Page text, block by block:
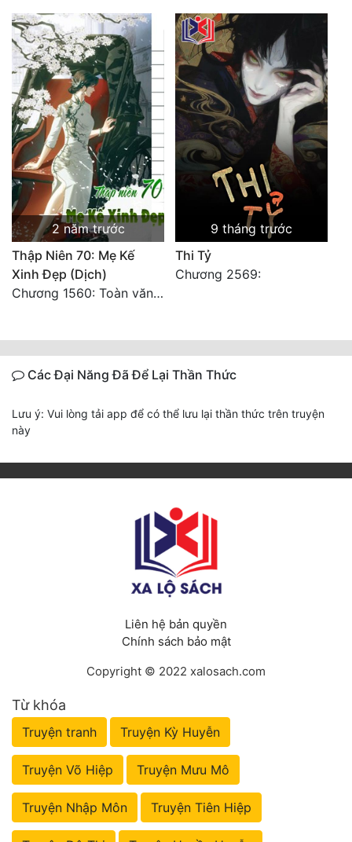
Điềm Đạm
2 năm trước
Thập Niên 70: Mẹ Kế
Xinh Đẹp (Dịch)
Chương 1560: Toàn văn hoàn
9 tháng trước
Thi Tỷ
Chương 2569:
Các Đại Năng Đã Để Lại Thần Thức
Lưu ý: Vui lòng tải app để có thể lưu lại thần thức trên truyện
này
Liên hệ bản quyền
Chính sách bảo mật
Copyright © 2022 xalosach.com
Từ khóa
Truyện tranh Truyện Kỳ Huyễn
Truyện Võ Hiệp Truyện Mưu Mô
Truyện Nhập Môn Truyện Tiên Hiệp